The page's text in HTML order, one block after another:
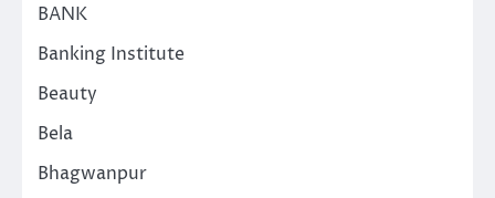
BANK
Banking Institute
Beauty
Bela
Bhagwanpur